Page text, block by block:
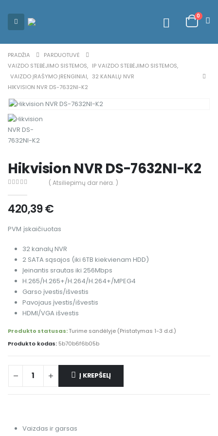
0
PRADŽIA
PARDUOTUVĖ
VAIZDO STEBĖJIMO SISTEMOS, IP VAIZDO STEBĖJIMO SISTEMOS,
VAIZDO ĮRAŠYMO ĮRENGINIAI, 32 KANALŲ NVR
HIKVISION NVR DS-7632NI-K2
Hikvision NVR DS-7632NI-K2
( Atsiliepimų dar nėra. )
420,39€
PVM įskaičiuotas
32 kanalų NVR
2 SATA sąsajos (iki 6TB kiekvienam HDD)
Įeinantis srautas iki 256Mbps
H.265/H.265+/H.264/H.264+/MPEG4
Garso įvestis/išvestis
Pavojaus įvestis/išvestis
HDMI/VGA išvestis
Produkto statusas:Turime sandėlyje (Pristatymas 1-3 d.d.)
Produkto kodas: 5b70b6f6b05b
Į KREPŠELĮ
Alternative:
Vaizdas ir garsas